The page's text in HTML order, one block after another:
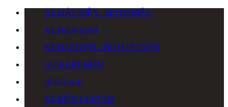
XE MÁY ĐIỆN - MOTO ĐIỆN
XE ĐIỆN MINI
XE ĐẠP ĐIỆN - TRỢ LỰC ĐIỆN
GO-KART ĐIỆN
HONDA-E
XE ĐIỆN CUSTOM